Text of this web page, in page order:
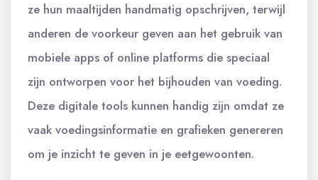
ze hun maaltijden handmatig opschrijven, terwijl
anderen de voorkeur geven aan het gebruik van
mobiele apps of online platforms die speciaal
zijn ontworpen voor het bijhouden van voeding.
Deze digitale tools kunnen handig zijn omdat ze
vaak voedingsinformatie en grafieken genereren
om je inzicht te geven in je eetgewoonten.